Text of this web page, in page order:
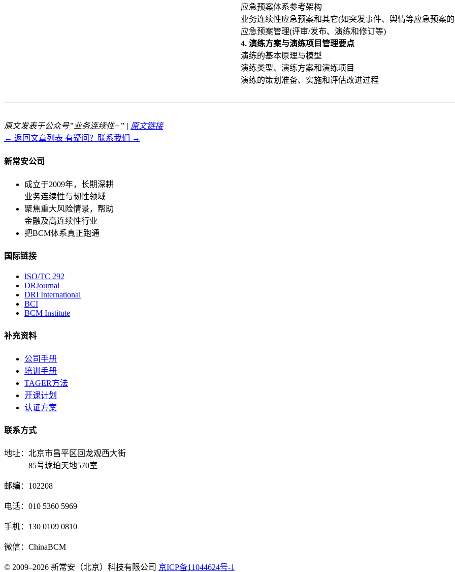
应急预案体系参考架构
业务连续性应急预案和其它(如突发事件、舆情等应急预案
应急预案管理(评审/发布、演练和修订等)
4. 演练方案与演练项目管理要点
演练的基本原理与模型
演练类型、演练方案和演练项目
演练的策划准备、实施和评估改进过程
原文发表于公众号”业务连续性+” | 原文链接
← 返回文章列表 有疑问？联系我们 →
新常安公司
成立于2009年，长期深耕
业务连续性与韧性领域
聚焦重大风险情景，帮助
金融及高连续性行业
把BCM体系真正跑通
国际链接
ISO/TC 292
DRJournal
DRI International
BCI
BCM Institute
补充资料
公司手册
培训手册
TAGER方法
开课计划
认证方案
联系方式
地址：北京市昌平区回龙观西大街
85号琥珀天地570室
邮编：102208
电话：010 5360 5969
手机：130 0109 0810
微信：ChinaBCM
© 2009–2026 新常安（北京）科技有限公司 京ICP备11044624号-1